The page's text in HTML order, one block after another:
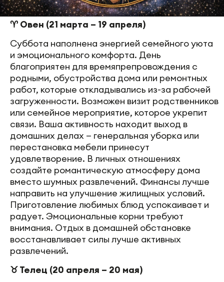
♈ Овен (21 марта – 19 апреля)
Суббота наполнена энергией семейного уюта
и эмоционального комфорта. День
благоприятен для времяпрепровождения с
родными, обустройства дома или ремонтных
работ, которые откладывались из-за рабочей
загруженности. Возможен визит родственников
или семейное мероприятие, которое укрепит
связи. Ваша активность находит выход в
домашних делах — генеральная уборка или
перестановка мебели принесут
удовлетворение. В личных отношениях
создайте романтическую атмосферу дома
вместо шумных развлечений. Финансы лучше
направить на улучшение жилищных условий.
Приготовление любимых блюд успокаивает и
радует. Эмоциональные корни требуют
внимания. Отдых в домашней обстановке
восстанавливает силы лучше активных
развлечений.
♉ Телец (20 апреля – 20 мая)